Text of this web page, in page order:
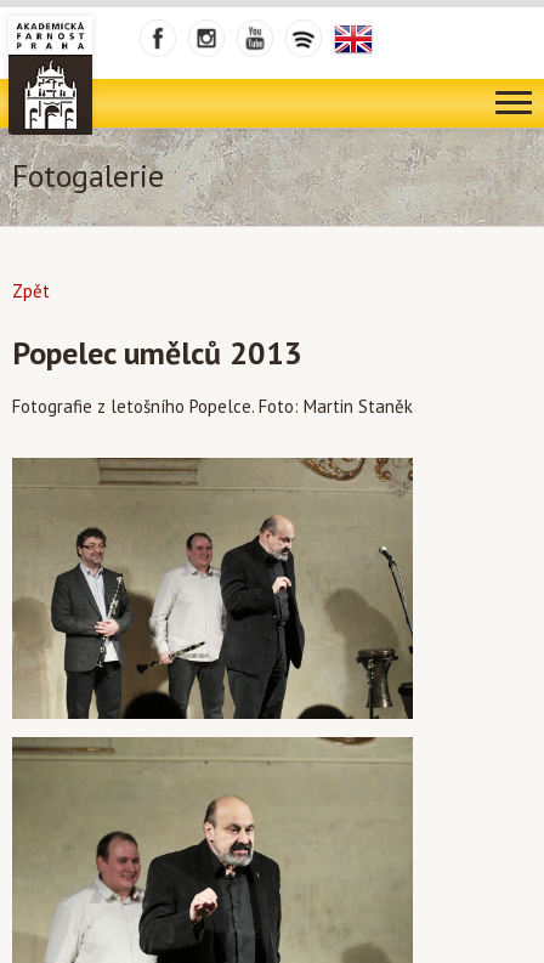
Fotogalerie
Zpět
Popelec umělců 2013
Fotografie z letošního Popelce. Foto: Martin Staněk